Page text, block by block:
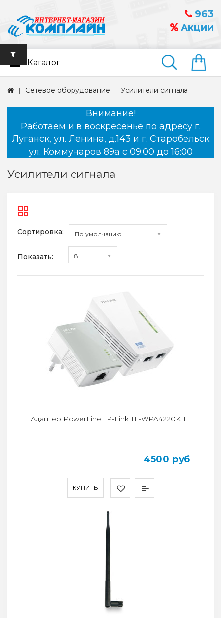
963
Акции
Найти
Каталог
Сетевое оборудование Усилители сигнала
Внимание!
Работаем и в воскресенье по адресу г.
Луганск, ул. Ленина, д.143 и г. Старобельск
ул. Коммунаров 89а с 09:00 до 16:00
Усилители сигнала
Сортировка: По умолчанию
Показать: 8
КУПИТЬ
Адаптер PowerLine TP-Link TL-WPA4220KIT
4500 руб